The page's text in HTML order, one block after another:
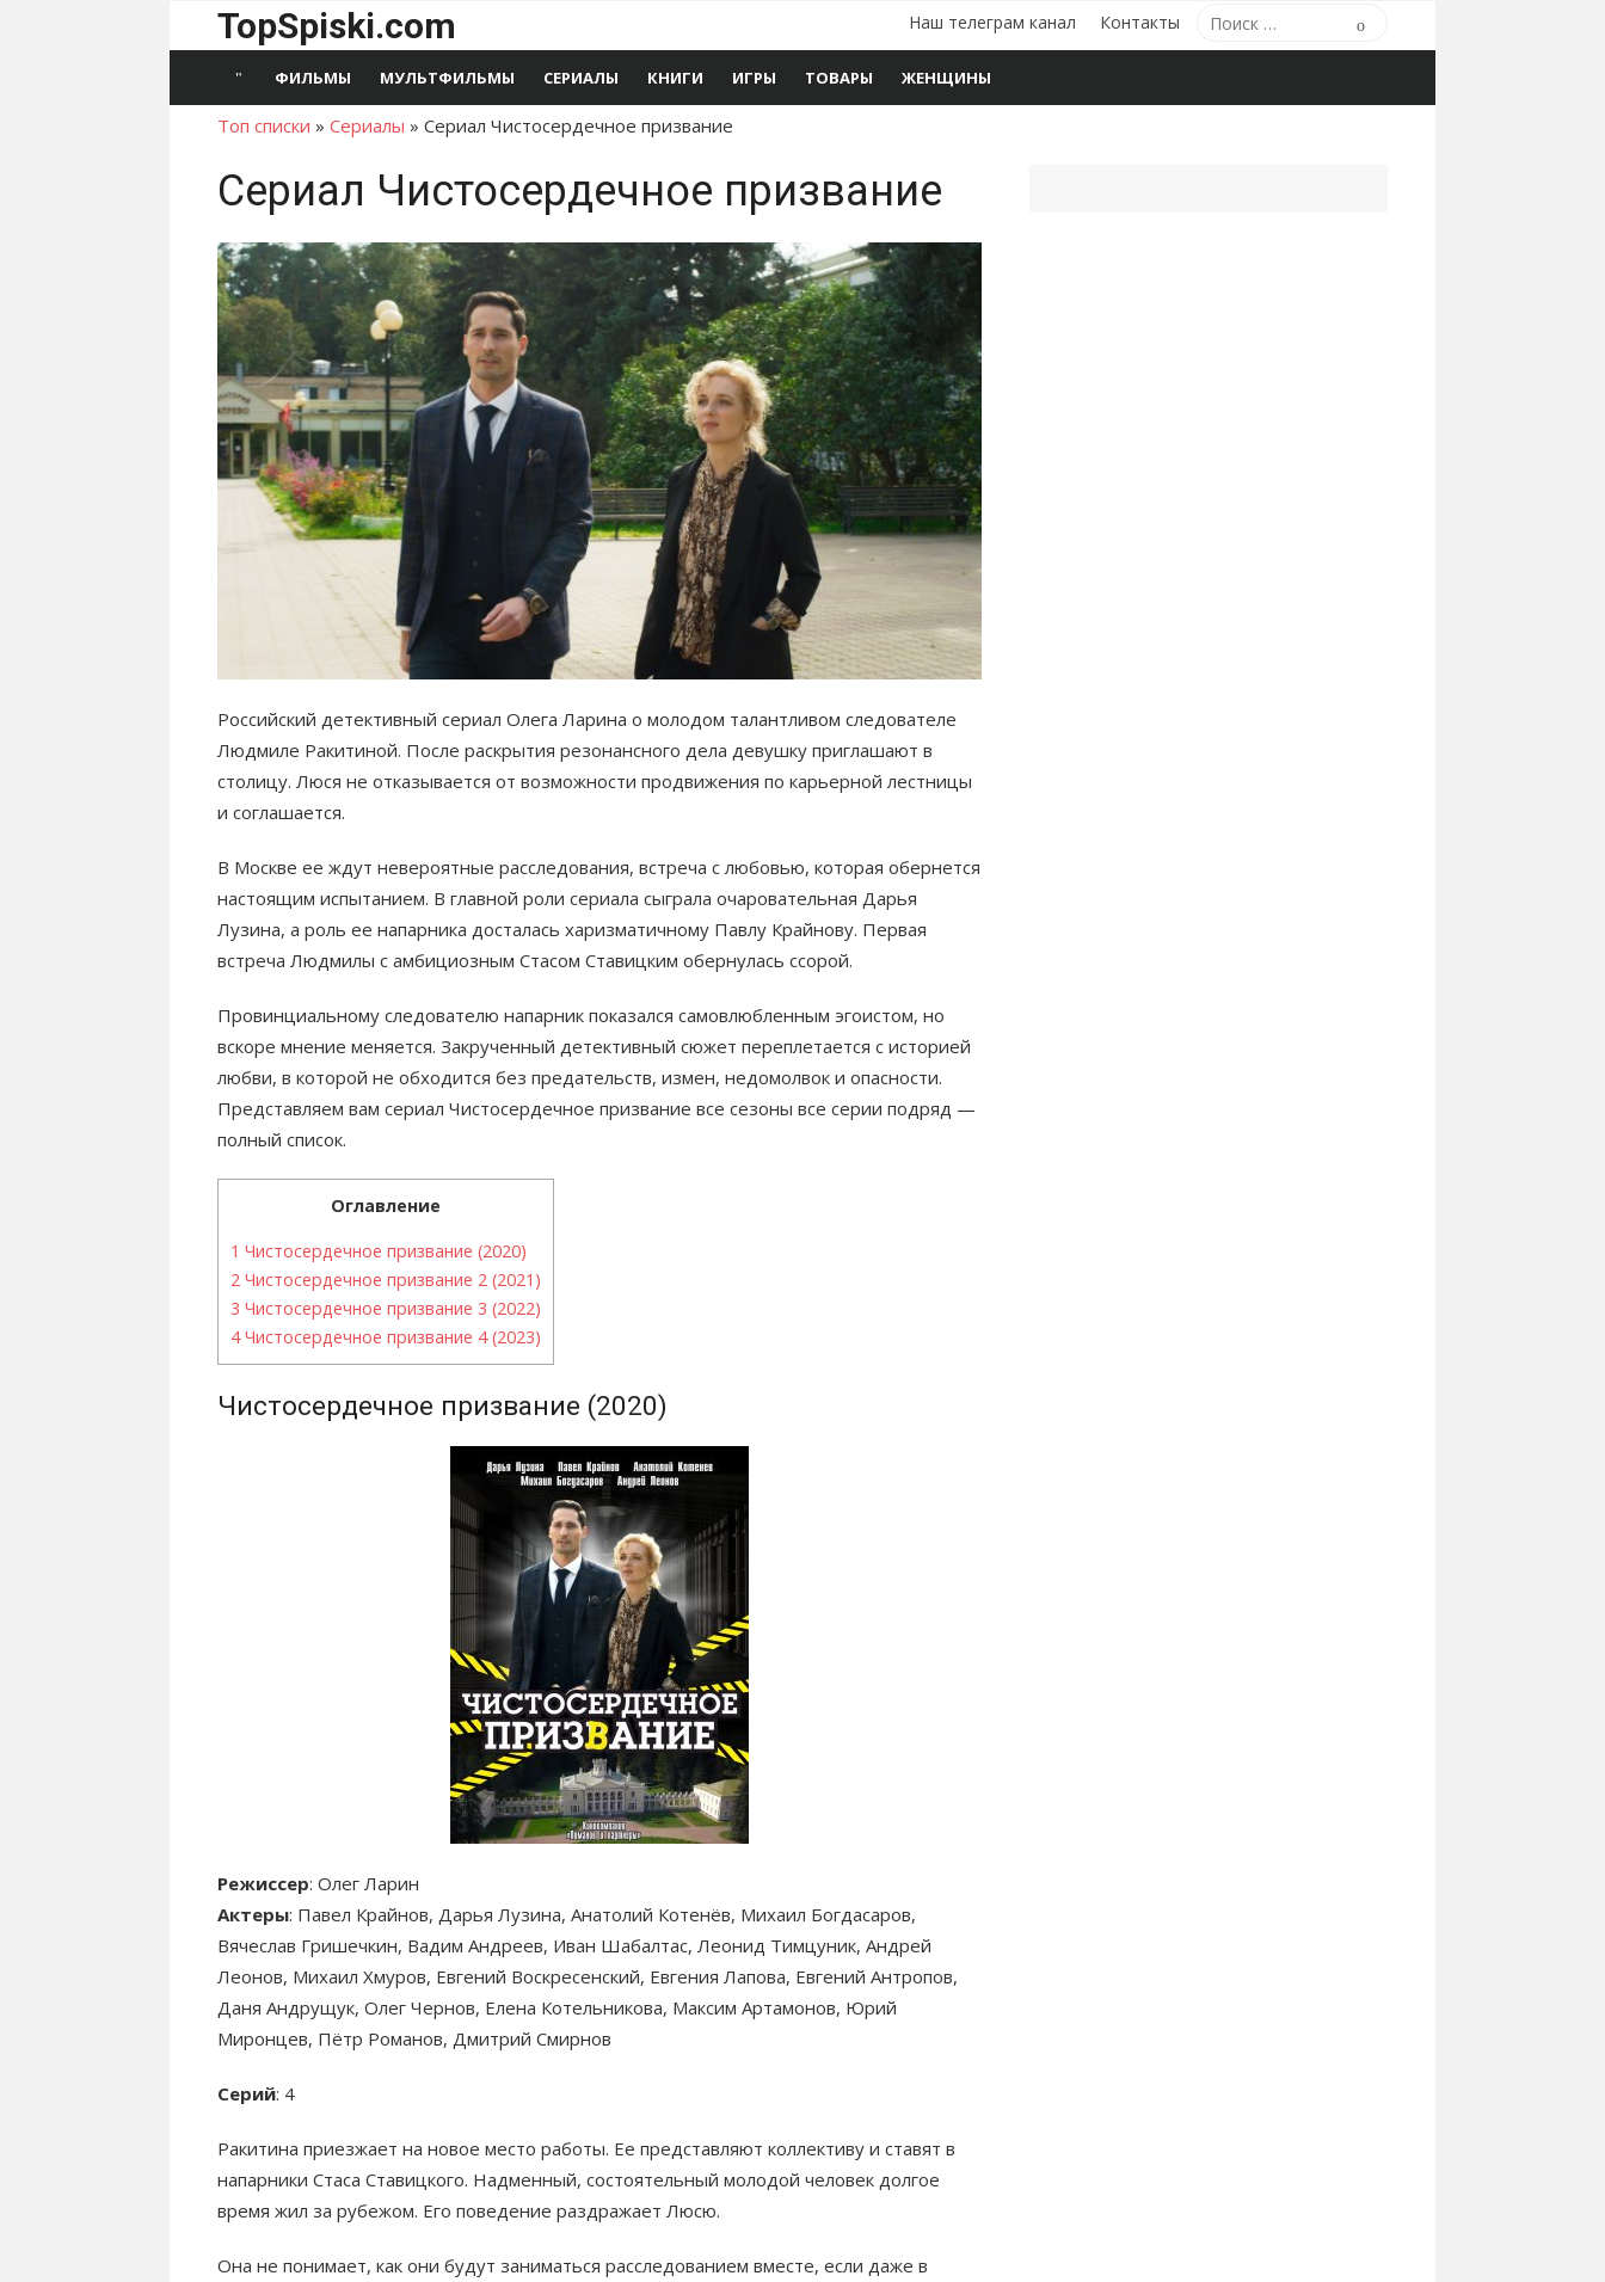
TopSpiski.com
Поиск
по:
Наш телеграм канал Контакты
ФИЛЬМЫ МУЛЬТФИЛЬМЫ СЕРИАЛЫ КНИГИ ИГРЫ ТОВАРЫ ЖЕНЩИНЫ
Топ списки » Сериалы » Сериал Чистосердечное призвание
Сериал Чистосердечное призвание
Российский детективный сериал Олега Ларина о молодом талантливом следователе
Людмиле Ракитиной. После раскрытия резонансного дела девушку приглашают в
столицу. Люся не отказывается от возможности продвижения по карьерной лестницы
и соглашается.
В Москве ее ждут невероятные расследования, встреча с любовью, которая обернется
настоящим испытанием. В главной роли сериала сыграла очаровательная Дарья
Лузина, а роль ее напарника досталась харизматичному Павлу Крайнову. Первая
встреча Людмилы с амбициозным Стасом Ставицким обернулась ссорой.
Провинциальному следователю напарник показался самовлюбленным эгоистом, но
вскоре мнение меняется. Закрученный детективный сюжет переплетается с историей
любви, в которой не обходится без предательств, измен, недомолвок и опасности.
Представляем вам сериал Чистосердечное призвание все сезоны все серии подряд —
полный список.
Оглавление
1 Чистосердечное призвание (2020)
2 Чистосердечное призвание 2 (2021)
3 Чистосердечное призвание 3 (2022)
4Чистосердечное призвание 4 (2023)
Чистосердечное призвание (2020)
Режиссер: Олег Ларин
Актеры: Павел Крайнов, Дарья Лузина, Анатолий Котенёв, Михаил Богдасаров,
Вячеслав Гришечкин, Вадим Андреев, Иван Шабалтас, Леонид Тимцуник, Андрей
Леонов, Михаил Хмуров, Евгений Воскресенский, Евгения Лапова, Евгений Антропов,
Даня Андрущук, Олег Чернов, Елена Котельникова, Максим Артамонов, Юрий
Миронцев, Пётр Романов, Дмитрий Смирнов
Серий: 4
Ракитина приезжает на новое место работы. Ее представляют коллективу и ставят в
напарники Стаса Ставицкого. Надменный, состоятельный молодой человек долгое
время жил за рубежом. Его поведение раздражает Люсю.
Она не понимает, как они будут заниматься расследованием вместе, если даже в